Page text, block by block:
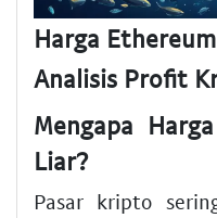
Harga
Analisis Profit
Mengapa
Liar?
Pasar kripto